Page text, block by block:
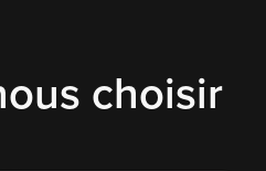
choisir